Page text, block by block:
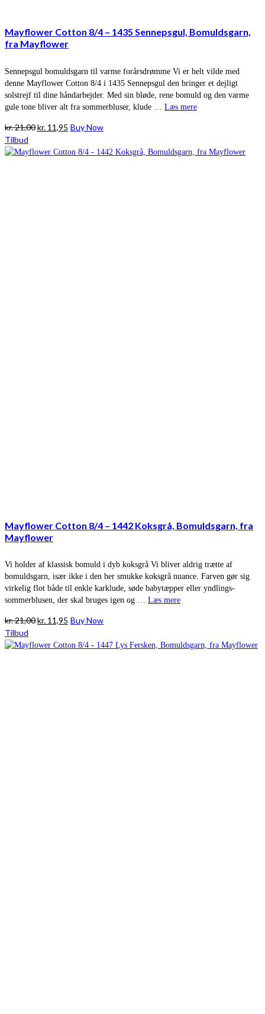
Mayflower Cotton 8/4 – 1435 Sennepsgul, Bomuldsgarn,
fra Mayflower
Sennepsgul bomuldsgarn til varme forårsdrømme Vi er helt vilde med
denne Mayflower Cotton 8/4 i 1435 Sennepsgul den bringer et dejligt
solstrejf til dine håndarbejder. Med sin bløde, rene bomuld og den varme
gule tone bliver alt fra sommerbluser, klude … Læs mere
kr.21,00Den
pris
kr. 11,95 Den
pris
Buy Now
Tilbud
Mayflower Cotton 8/4 – 1442 Koksgrå, Bomuldsgarn, fra
Mayflower
Vi holder af klassisk bomuld i dyb koksgrå Vi bliver aldrig trætte af
bomuldsgarn, især ikke i den her smukke koksgrå nuance. Farven gør sig
virkelig flot både til enkle karklude, søde babytæpper eller yndlings-
sommerblusen, der skal bruges igen og … Læs mere
kr.21,00Den
pris
kr. 11,95 Den
pris
Buy Now
Tilbud